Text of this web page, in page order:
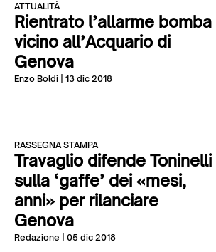
ATTUALITÀ
Rientrato l’allarme bomba
vicino all’Acquario di
Genova
Enzo Boldi | 13 dic 2018
RASSEGNA STAMPA
Travaglio difende Toninelli
sulla ‘gaffe’ dei «mesi,
anni» per rilanciare
Genova
Redazione | 05 dic 2018